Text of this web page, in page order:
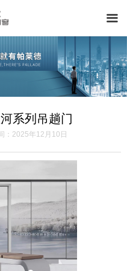
끀
系列吊趟门
： 2025年12月10日